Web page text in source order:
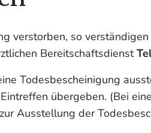
verstorben, so verständigen
Bereitschaftsdienst
Todesbescheinigung
übergeben. (Bei
Ausstellung der